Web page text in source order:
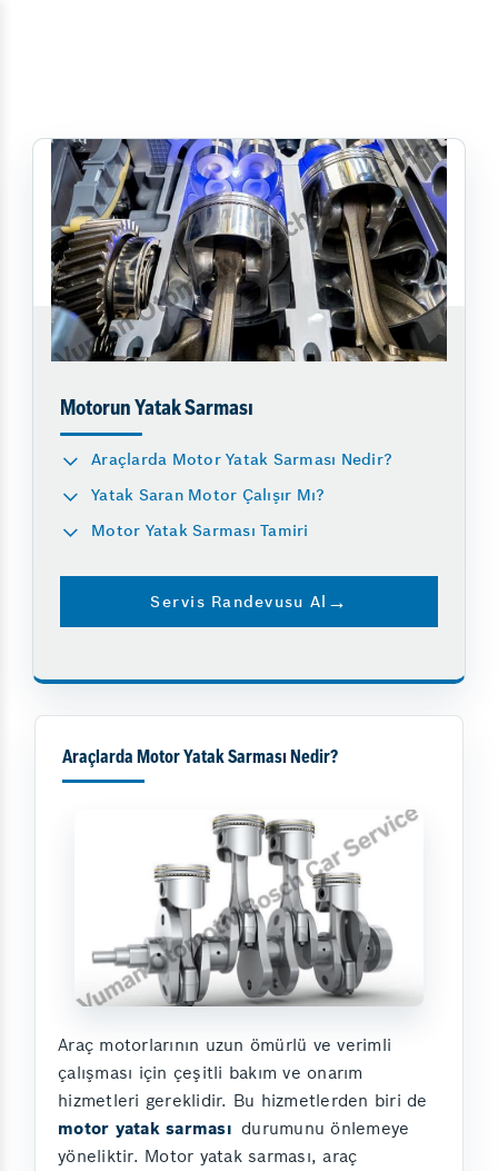
Motorun Yatak Sarması
Araçlarda Motor Yatak Sarması Nedir?
Yatak Saran Motor Çalışır Mı?
Motor Yatak Sarması Tamiri
Servis Randevusu Al
Araçlarda Motor Yatak Sarması Nedir?
Araç motorlarının uzun ömürlü ve verimli
çalışması için çeşitli bakım ve onarım
hizmetleri gereklidir. Bu hizmetlerden biri de
motor yatak sarması durumunu önlemeye
yöneliktir. Motor yatak sarması, araç